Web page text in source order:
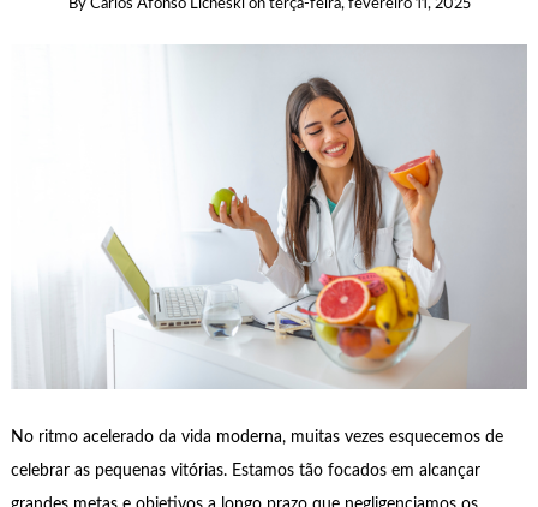
By Carlos Afonso Licheski on terça-feira, fevereiro 11, 2025
No ritmo acelerado da vida moderna, muitas vezes esquecemos de
celebrar as pequenas vitórias. Estamos tão focados em alcançar